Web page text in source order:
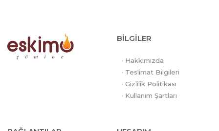
BİLGİLER
· Hakkımızda
· Teslimat Bilgileri
· Gizlilik Politikası
· Kullanım Şartları